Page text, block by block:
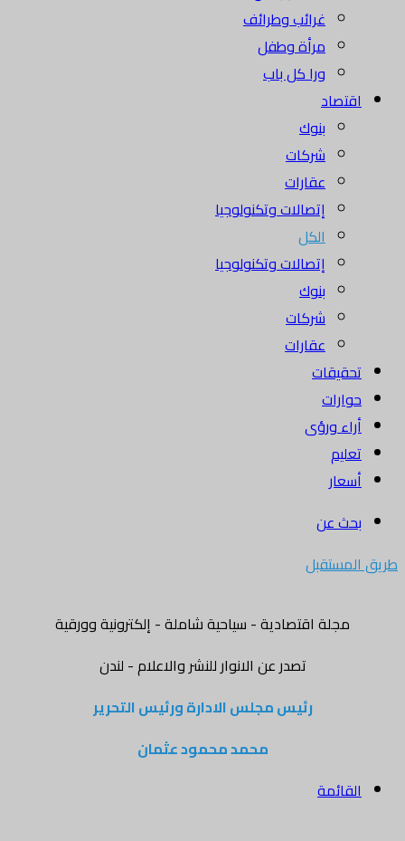
غرائب وطرائف
مرأة وطفل
ورا كل باب
اقتصاد
بنوك
شركات
عقارات
إتصالات وتكنولوجيا
الكل
إتصالات وتكنولوجيا
بنوك
شركات
عقارات
تحقيقات
حوارات
أراء ورؤى
تعليم
أسعار
بحث عن
طريق المستقبل
مجلة اقتصادية - سياحية شاملة - إلكترونية وورقية
تصدر عن الانوار للنشر والاعلام - لندن
رئيس مجلس الادارة ورئيس التحرير
محمد محمود عثمان
القائمة